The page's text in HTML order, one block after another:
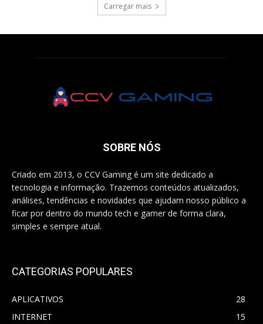
Carregar mais
SOBRE NÓS
Criado em 2013, o CCV Gaming é um site dedicado a
tecnologia e informação. Trazemos conteúdos atualizados,
análises, tendências e novidades que ajudam nosso público a
ficar por dentro do mundo tech e gamer de forma clara,
simples e sempre atual.
CATEGORIAS POPULARES
APLICATIVOS
28
INTERNET
15